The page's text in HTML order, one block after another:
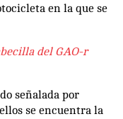
en la que se
del GAO-r
señalada por
se encuentra la